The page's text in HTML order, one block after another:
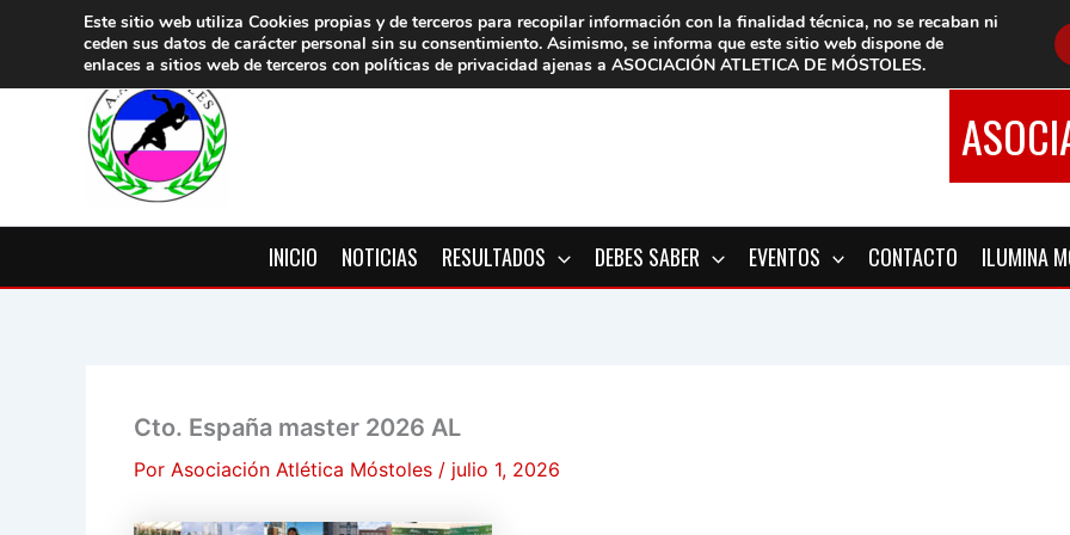
contenido
INICIO NOTICIAS RESULTADOS DEBES SABER EVENTOS CONTACTO ILUMINA
Cto. España master 2026 AL
Por Asociación Atlética Móstoles / julio 1, 2026
Este sitio web utiliza Cookies propias y de terceros para recopilar información con la finalidad técnica, no se recaban ni
ceden sus datos de carácter personal sin su consentimiento. Asimismo, se informa que este sitio web dispone de
enlaces a sitios web de terceros con políticas de privacidad ajenas a ASOCIACIÓN ATLETICA DE MÓSTOLES.